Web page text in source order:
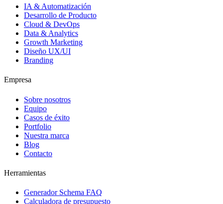
IA & Automatización
Desarrollo de Producto
Cloud & DevOps
Data & Analytics
Growth Marketing
Diseño UX/UI
Branding
Empresa
Sobre nosotros
Equipo
Casos de éxito
Portfolio
Nuestra marca
Blog
Contacto
Herramientas
Generador Schema FAQ
Calculadora de presupuesto